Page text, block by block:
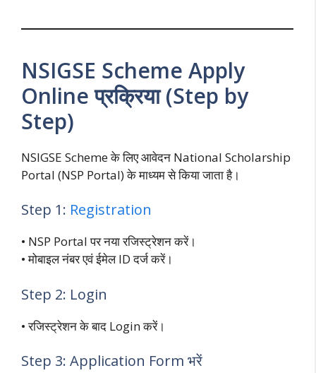
NSIGSE Scheme Apply
Online प्रक्रिया (Step by
Step)
NSIGSE Scheme के लिए आवेदन National Scholarship
Portal (NSP Portal) के माध्यम से किया जाता है।
Step 1: Registration
• NSP Portal पर नया रजिस्ट्रेशन करें।
• मोबाइल नंबर एवं ईमेल ID दर्ज करें।
Step 2: Login
• रजिस्ट्रेशन के बाद Login करें।
Step 3: Application Form भरें